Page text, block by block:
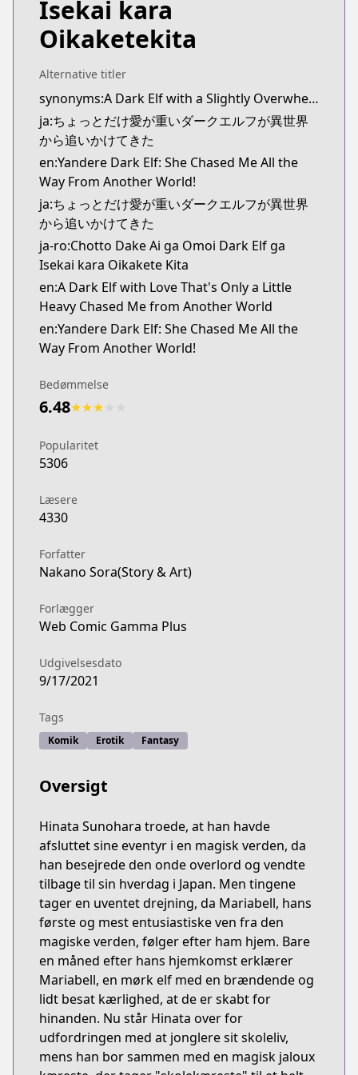
Kitsu
Kitsu
https://kitsu.app/manga/65586
MangaUpdates
https://www.mangaupdates.com/
Book☆Walker
Book☆Walker
https://bookwalker.jp/series/384344/list
Official English
Official English
https://sevenseasentertainment.com/series/
Isekai kara
Oikaketekita
Alternative titler
synonyms:A Dark Elf with a Slightly Overwhelming Love Chased Me All the Way from Another World
ja:ちょっとだけ愛が重いダークエルフが異世界
から追いかけてきた
en:Yandere Dark Elf: She Chased Me All the
Way From Another World!
ja:ちょっとだけ愛が重いダークエルフが異世界
から追いかけてきた
ja-ro:Chotto Dake Ai ga Omoi Dark Elf ga
Isekai kara Oikakete Kita
en:A Dark Elf with Love That's Only a Little
Heavy Chased Me from Another World
en:Yandere Dark Elf: She Chased Me All the
Way From Another World!
Bedømmelse
6.48★★★
Popularitet
5306
Læsere
4330
Forfatter
Nakano Sora(Story & Art)
Forlægger
Web Comic Gamma Plus
Udgivelsesdato
9/17/2021
Tags
Komik Erotik Fantasy
Oversigt
Hinata Sunohara troede, at han havde
afsluttet sine eventyr i en magisk verden, da
han besejrede den onde overlord og vendte
tilbage til sin hverdag i Japan. Men tingene
tager en uventet drejning, da Mariabell, hans
første og mest entusiastiske ven fra den
magiske verden, følger efter ham hjem. Bare
en måned efter hans hjemkomst erklærer
Mariabell, en mørk elf med en brændende og
lidt besat kærlighed, at de er skabt for
hinanden. Nu står Hinata over for
udfordringen med at jonglere sit skoleliv,
mens han bor sammen med en magisk jaloux